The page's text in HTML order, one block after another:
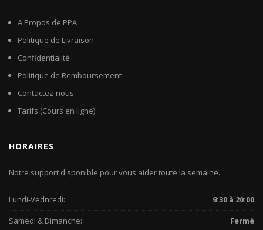
A Propos de PPA
Politique de Livraison
Confidentialité
Politique de Remboursement
Contactez-nous
Tarifs (Cours en ligne)
HORAIRES
Notre support disponible pour vous aider toute la semaine.
Lundi-Vednredi:
9:30 à 20:00
Samedi & Dimanche:
Fermé